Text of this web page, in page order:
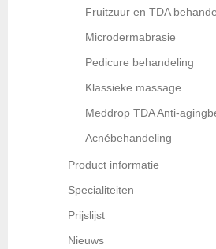
Fruitzuur en TDA
Microdermabrasie
Pedicure behandeling
Klassieke massage
Meddrop TDA Anti-
Acnébehandeling
Product informatie
Specialiteiten
Prijslijst
Nieuws